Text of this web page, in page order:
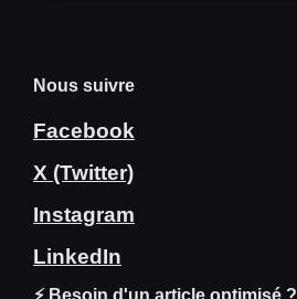
Nous suivre
Facebook
X (Twitter)
Instagram
LinkedIn
⚡ Besoin d'un article optimisé ?